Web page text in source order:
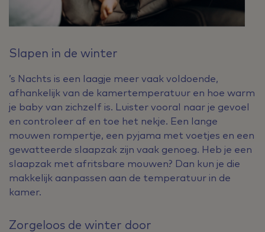
Slapen in de winter
’s Nachts is een laagje meer vaak voldoende,
afhankelijk van de kamertemperatuur en hoe warm
je baby van zichzelf is. Luister vooral naar je gevoel
en controleer af en toe het nekje. Een lange
mouwen rompertje, een pyjama met voetjes en een
gewatteerde slaapzak zijn vaak genoeg. Heb je een
slaapzak met afritsbare mouwen? Dan kun je die
makkelijk aanpassen aan de temperatuur in de
kamer.
Zorgeloos de winter door